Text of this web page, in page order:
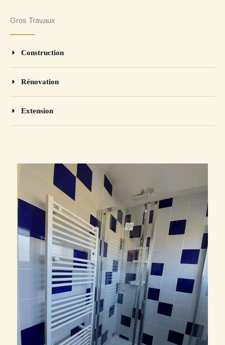
Gros Travaux
Construction
Rénovation
Extension